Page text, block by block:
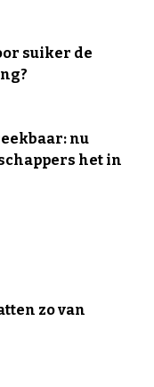
suiker de
nu
het in
zo van